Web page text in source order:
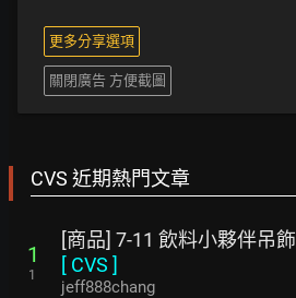
更多分享選項
關閉廣告 方便截圖
CVS 近期熱門文章
1
1
[商品] 7-11 飲料小夥伴吊飾
[ CVS ]
jeff888chang